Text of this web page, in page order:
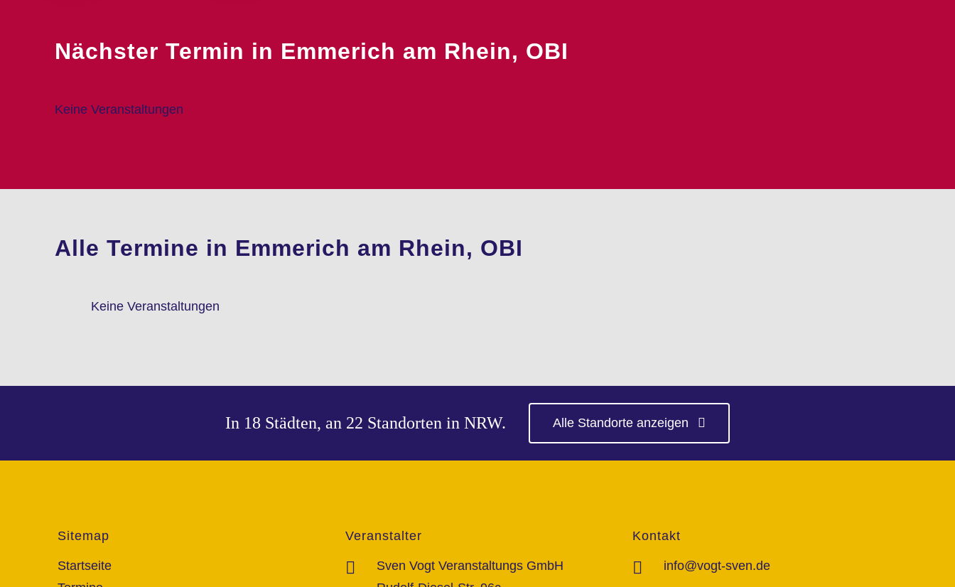
Nächster Termin in Emmerich am Rhein, OBI
Keine Veranstaltungen
Alle Termine in Emmerich am Rhein, OBI
Keine Veranstaltungen
In 18 Städten, an 22 Standorten in NRW. Alle Standorte anzeigen
Sitemap
Startseite
Veranstalter
Sven Vogt Veranstaltungs GmbH
Kontakt
info@vogt-sven.de